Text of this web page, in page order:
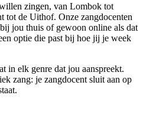
zingen, van Lombok tot
tot de Uithof. Onze zangdocenten
jou thuis of gewoon online als dat
optie die past bij hoe jij je week
in elk genre dat jou aanspreekt.
zang: je zangdocent sluit aan op